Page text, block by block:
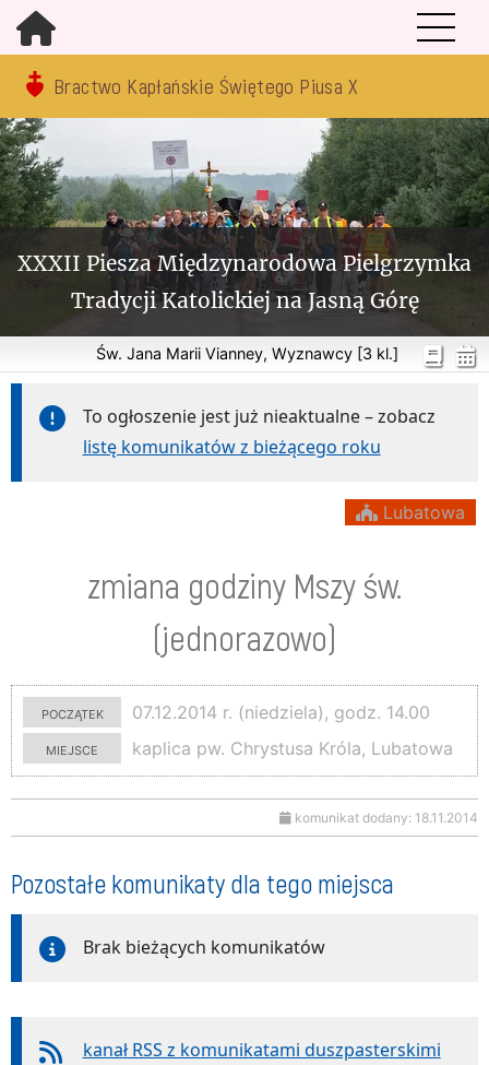
Bractwo Kapłańskie Świętego Piusa X
XXXII Piesza Międzynarodowa Pielgrzymka
Tradycji Katolickiej na Jasną Górę
Św. Jana Marii Vianney, Wyznawcy [3 kl.]
To ogłoszenie jest już nieaktualne – zobacz
listę komunikatów z bieżącego roku
Lubatowa
zmiana godziny Mszy św.
(jednorazowo)
początek
07.12.2014 r. (niedziela), godz. 14.00
miejsce
kaplica pw. Chrystusa Króla, Lubatowa
komunikat dodany: 18.11.2014
Pozostałe komunikaty dla tego miejsca
Brak bieżących komunikatów
kanał RSS z komunikatami duszpasterskimi